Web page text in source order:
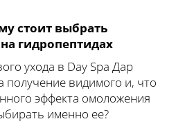
стоит выбрать
гидропептидах
ухода в Day Spa Дар
получение видимого и, что
эффекта омоложения
именно ее?